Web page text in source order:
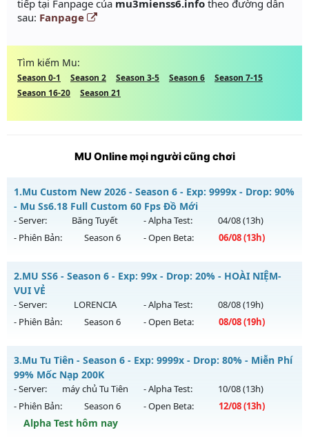
tiếp tại Fanpage của mu3mienss6.info theo đường dẫn
sau: Fanpage
Tìm kiếm Mu:
Season 0-1 Season 2 Season 3-5 Season 6
Season 7-15
Season 16-20
Season 21
MU Online mọi người cũng chơi
1.Mu Custom New 2026 - Season 6 - Exp: 9999x - Drop: 90%
- Mu Ss6.18 Full Custom 60 Fps Đồ Mới
- Server: Băng Tuyết - Alpha Test: 04/08(13h)
- Phiên Bản:
Season 6 - Open Beta: 06/08(13h)
Mu Custom New 2026 - Mu Ss6.18 Full Custom 60 Fps Đồ
Mới
Mu mới ra tháng 08 2026 - Mở máy chủ
Băng Tuyếtvào 13h
ngày 06/08/2626
Kiểu reset: Reset In Game
Thể loại: Mu Custom thêm đồ mới
Antihack: Gold Dragon
2.MU SS6 - Season 6 - Exp: 99x - Drop: 20% - HOÀI NIỆM-
VUI VẺ
- Server: LORENCIA - Alpha Test: 08/08(19h)
- Phiên Bản:
Season 6 - Open Beta: 08/08(19h)
MU SS6 - HOÀI NIỆM-VUI VẺ
Mu mới ra tháng 08 2026 - Mở máy chủ
ngày 08/08/2626
Exp: 99x - Drop: 20%
Kiểu reset: Non Reset
3.Mu Tu Tiên - Season 6 - Exp: 9999x - Drop: 80% - Miễn Phí
99% Mốc Nạp 200K
- Server: máy chủ Tu Tiên - Alpha Test: 10/08(13h)
- Phiên Bản:
Season 6 - Open Beta: 12/08(13h)
Alpha Test hôm nay